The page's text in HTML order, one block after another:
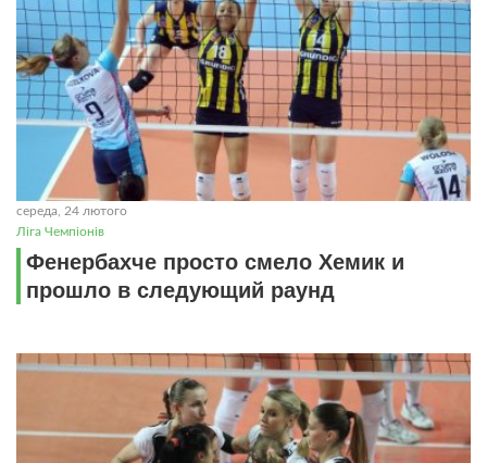
середа, 24 лютого
Ліга Чемпіонів
Фенербахче просто смело Хемик и
прошло в следующий раунд